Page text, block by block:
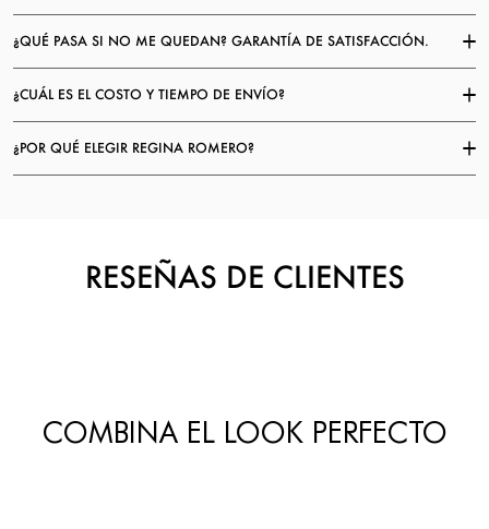
¿QUÉ PASA SI NO ME QUEDAN? GARANTÍA DE SATISFACCIÓN.
¿CUÁL ES EL COSTO Y TIEMPO DE ENVÍO?
¿POR QUÉ ELEGIR REGINA ROMERO?
RESEÑAS DE CLIENTES
COMBINA EL LOOK PERFECTO